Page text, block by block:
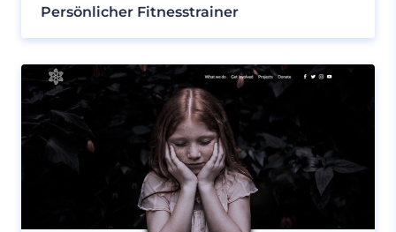
Persönlicher Fitnesstrainer